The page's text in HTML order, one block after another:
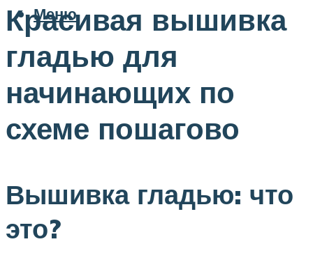
Меню
Красивая вышивка
гладью для
начинающих по
схеме пошагово
Вышивка гладью: что
это?